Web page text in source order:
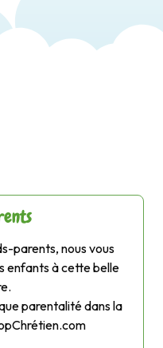
parents, nous vous
enfants à cette belle
parentalité dans la